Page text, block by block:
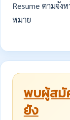
Resume ตามจัง
หมาย
พบผู้สมั
ยัง